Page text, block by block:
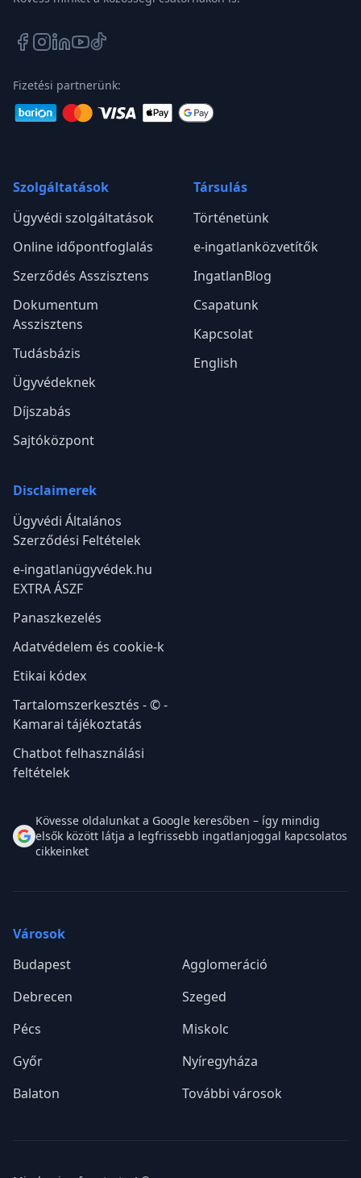
Fizetési partnerünk:
Szolgáltatások
Ügyvédi szolgáltatások
Online időpontfoglalás
Szerződés Asszisztens
Dokumentum
Asszisztens
Tudásbázis
Ügyvédeknek
Díjszabás
Sajtóközpont
Társulás
Történetünk
e-ingatlanközvetítők
IngatlanBlog
Csapatunk
Kapcsolat
English
Disclaimerek
Ügyvédi Általános
Szerződési Feltételek
e-ingatlanügyvédek.hu
EXTRA ÁSZF
Panaszkezelés
Adatvédelem és cookie-k
Etikai kódex
Tartalomszerkesztés - © -
Kamarai tájékoztatás
Chatbot felhasználási
feltételek
Kövesse oldalunkat a Google keresőben – így mindig
elsők között látja a legfrissebb ingatlanjoggal kapcsolatos
cikkeinket
Városok
Budapest
Agglomeráció
Debrecen
Szeged
Pécs
Miskolc
Győr
Nyíregyháza
Balaton
További városok